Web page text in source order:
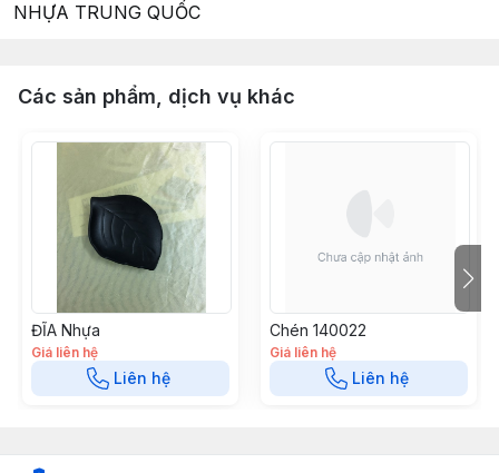
NHỰA TRUNG QUỐC
Các sản phẩm, dịch vụ khác
ĐĨA Nhựa
Giá liên hệ
Liên hệ
Chén 140022
Giá liên hệ
Liên hệ